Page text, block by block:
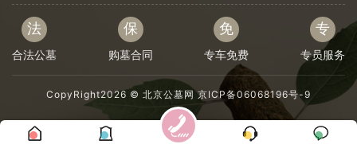
法
合法公墓
保
购墓合同
免
专车免费
专
专员服务
CopyRight2026 © 北京公墓网 京ICP备06068196号-9